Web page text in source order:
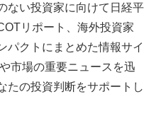
ない投資家に向けて日経平
リポート、海外投資家
パクトにまとめた情報サイ
市場の重要ニュースを迅
たの投資判断をサポートし